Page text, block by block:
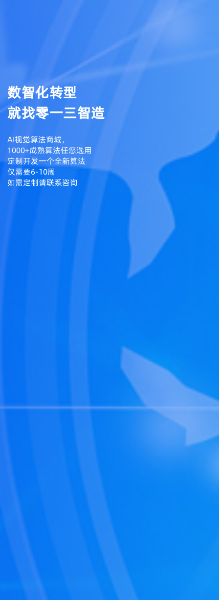
数智化转型
就找零一三智造
AI视觉算法商城，
1000+成熟算法任您选用
定制开发一个全新算法
仅需要6-10周
如需定制请联系咨询